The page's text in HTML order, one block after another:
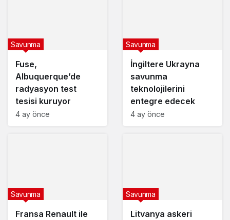
Fuse,
Albuquerque’de
radyasyon test
tesisi kuruyor
Savunma
4 ay önce
İngiltere Ukrayna
savunma
teknolojilerini
entegre edecek
Savunma
4 ay önce
Fransa Renault ile
Savunma
Litvanya askeri
Savunma